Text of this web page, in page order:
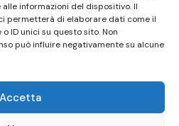
informazioni del dispositivo. Il
permetterà di elaborare dati come il
ID unici su questo sito. Non
può influire negativamente su alcune
Accetta
Joey Calderazzo